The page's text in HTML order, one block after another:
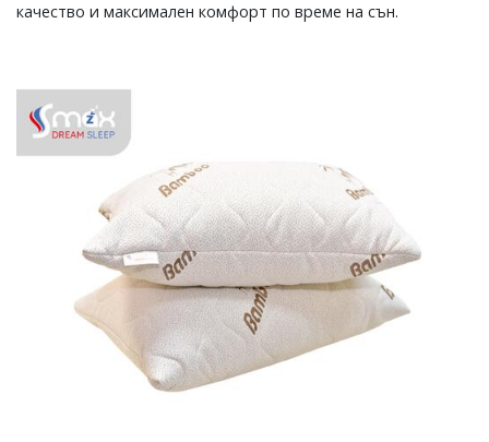
качество и максимален комфорт по време на сън.